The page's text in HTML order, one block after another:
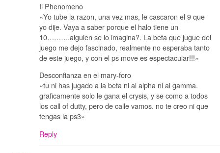
Il Phenomeno
«Yo tube la razon, una vez mas, le cascaron el 9 que
yo dije. Vaya a saber porque el halo tiene un
10……….alguien se lo imagina?. La beta que jugue del
juego me dejo fascinado, realmente no esperaba tanto
de este juego, y con el ps move es espectacular!!!»
Desconfianza en el mary-foro
«tu ni has jugado a la beta ni al alpha ni al gamma.
graficamente solo le gana el crysis, y se como a todos
los call of dutty, pero de calle vamos. no te creo ni que
tengas la ps3»
Reply